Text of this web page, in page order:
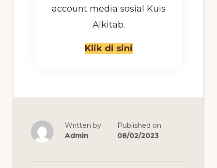
account media sosial Kuis
Alkitab.
Klik di sini
Written by:
Admin
Published on:
08/02/2023